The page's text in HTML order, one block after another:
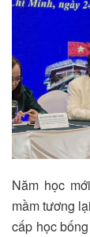
Năm học
mầm tương
cấp học